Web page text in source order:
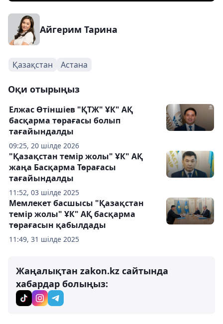
Айгерим Тарина
Қазақстан Астана
Оқи отырыңыз
09:25, 20 шілде 2026
Елжас Өтіншіев "ҚТЖ" ҰК" АҚ
басқарма төрағасы болып
тағайындалды
11:52, 03 шілде 2025
"Қазақстан темір жолы" ҰК" АҚ
жаңа Басқарма Төрағасы
тағайындалды
11:49, 31 шілде 2025
Мемлекет басшысы "Қазақстан
темір жолы" ҰК" АҚ басқарма
төрағасын қабылдады
Жаңалықтан zakon.kz сайтында
хабардар болыңыз: